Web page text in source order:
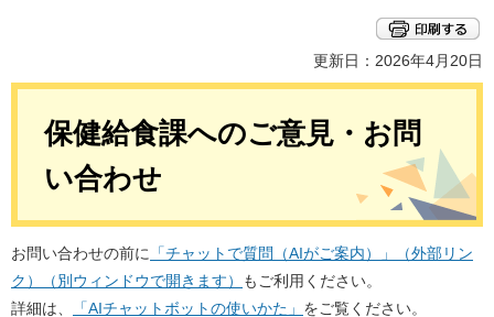
更新日：2026年4月20日
保健給食課へのご意見・お問
い合わせ
お問い合わせの前に
「チャットで質問（AIがご案内）」（外部リン
ク）（別ウィンドウで開きます）
もご利用ください。
詳細は、
「AIチャットボットの使いかた」 をご覧ください。